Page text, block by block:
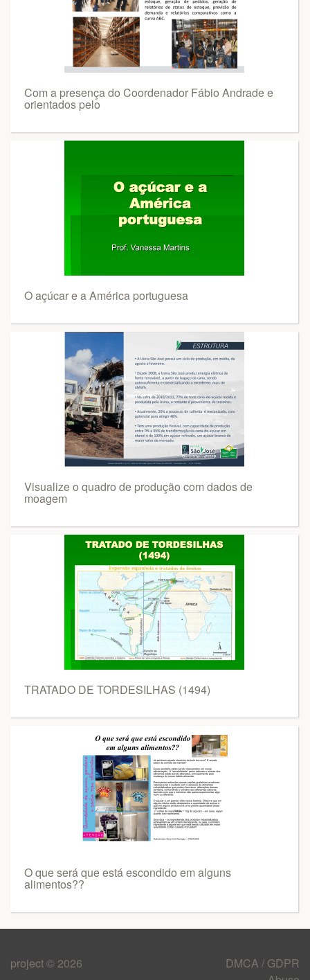
Com a presença do Coordenador Fábio Andrade e
orientados pelo
O açúcar e a América portuguesa
Visualize o quadro de produção com dados de
moagem
TRATADO DE TORDESILHAS (1494)
O que será que está escondido em alguns
alimentos??
project © 2026
DMCA / GDPR